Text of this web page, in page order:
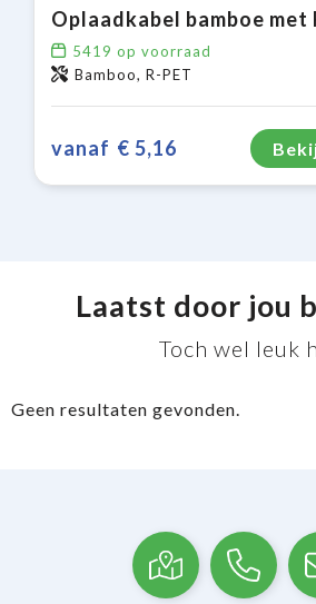
5419 op voorraad
Bamboo, R-PET
vanaf € 5,16
Laatst door jou
Toch wel leuk
Geen resultaten gevonden.